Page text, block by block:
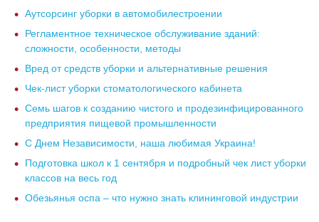
Аутсорсинг уборки в автомобилестроении
Регламентное техническое обслуживание зданий:
сложности, особенности, методы
Вред от средств уборки и альтернативные решения
Чек-лист уборки стоматологического кабинета
Семь шагов к созданию чистого и продезинфицированного
предприятия пищевой промышленности
С Днем Независимости, наша любимая Украина!
Подготовка школ к 1 сентября и подробный чек лист уборки
классов на весь год
Обезьянья оспа – что нужно знать клининговой индустрии